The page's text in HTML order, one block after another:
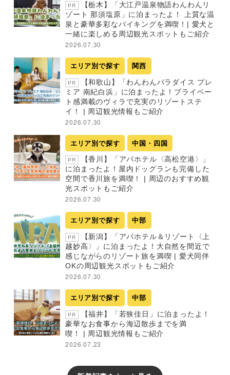
PR
【栃木】「大江戸温泉物語わんわんリ
ゾート 那須塩原」に泊まったよ！ 上質な温
泉と豪華多彩なバイキングを満喫！| 愛犬と
一緒に楽しめる周辺観光スポットもご紹介
2026.07.30
エリア別で探す 関西
PR
【和歌山】「わんわんパラダイス プレ
ミア 南紀白浜」に泊まったよ！プライベー
ト感満載のヴィラで充実のリゾートステ
イ！ | 周辺観光情報もご紹介
2026.07.30
エリア別で探す 中国・四国
PR
【香川】「アパホテル〈高松空港〉」
に泊まったよ！屋内ドッグランも完備した
空間で香川旅を満喫！ | 周辺のおすすめ観
光スポットもご紹介
2026.07.30
エリア別で探す 中部
PR
【新潟】「アパホテル＆リゾート〈上
越妙高〉」に泊まったよ！大自然を間近で
感じながらのリゾート旅を満喫 | 愛犬同伴
OKの周辺観光スポットもご紹介
2026.07.30
エリア別で探す 中部
PR
【福井】「若狭佳日」に泊まったよ！
豪華なお食事から海辺散歩までを満
喫！ | 周辺観光情報もご紹介
2026.07.23